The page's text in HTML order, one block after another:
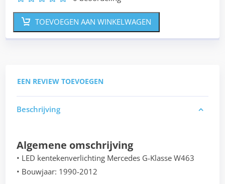
TOEVOEGEN AAN WINKELWAGEN
EEN REVIEW TOEVOEGEN
Beschrijving
Algemene omschrijving
• LED kentekenverlichting Mercedes G-Klasse W463
• Bouwjaar: 1990-2012